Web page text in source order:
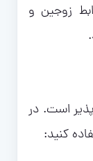
زوجین و
است. در
کنید: